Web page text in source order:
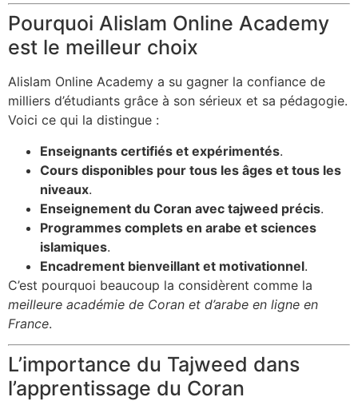
Pourquoi Alislam Online Academy
est le meilleur choix
Alislam Online Academy a su gagner la confiance de
milliers d’étudiants grâce à son sérieux et sa pédagogie.
Voici ce qui la distingue :
Enseignants certifiés et expérimentés.
Cours disponibles pour tous les âges et tous les
niveaux.
Enseignement du Coran avec tajweed précis.
Programmes complets en arabe et sciences
islamiques.
Encadrement bienveillant et motivationnel.
C’est pourquoi beaucoup la considèrent comme la
meilleure académie de Coran et d’arabe en ligne en
France.
L’importance du Tajweed dans
l’apprentissage du Coran